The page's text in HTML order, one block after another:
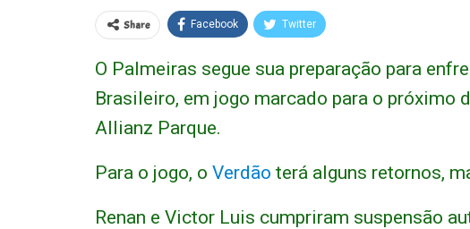
Share Facebook Twitter
O Palmeiras segue sua preparação para
Brasileiro, em jogo marcado para o próximo
Allianz Parque.
Para o jogo, o Verdão terá alguns retornos,
Renan e Victor Luis cumpriram suspensão